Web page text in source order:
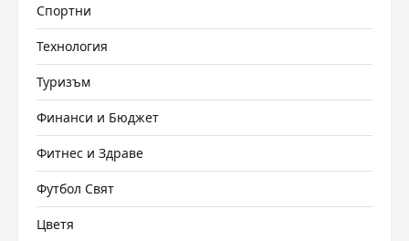
Спортни
Технология
Туризъм
Финанси и Бюджет
Фитнес и Здраве
Футбол Свят
Цветя